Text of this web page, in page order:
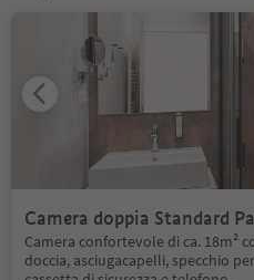
Camera doppia Standard
Camera confortevole di ca. 18m²
doccia, asciugacapelli, specchio